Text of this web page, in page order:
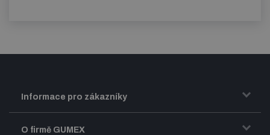
Informace pro zákazníky
Doprava a zasílání zboží
O firmě GUMEX